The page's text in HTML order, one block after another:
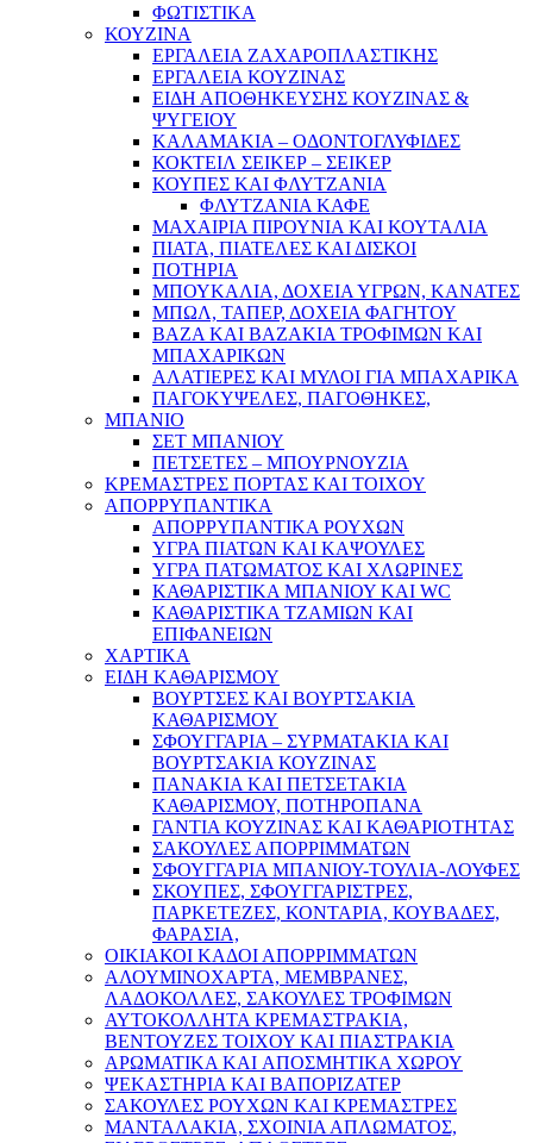
ΦΩΤΙΣΤΙΚΑ
ΚΟΥΖΙΝΑ
ΕΡΓΑΛΕΙΑ ΖΑΧΑΡΟΠΛΑΣΤΙΚΗΣ
ΕΡΓΑΛΕΙΑ ΚΟΥΖΙΝΑΣ
ΕΙΔΗ ΑΠΟΘΗΚΕΥΣΗΣ ΚΟΥΖΙΝΑΣ &
ΨΥΓΕΙΟΥ
ΚΑΛΑΜΑΚΙΑ – ΟΔΟΝΤΟΓΛΥΦΙΔΕΣ
ΚΟΚΤΕΙΛ ΣΕΙΚΕΡ – ΣΕΙΚΕΡ
ΚΟΥΠΕΣ ΚΑΙ ΦΛΥΤΖΑΝΙΑ
ΦΛΥΤΖΑΝΙΑ ΚΑΦΕ
ΜΑΧΑΙΡΙΑ ΠΙΡΟΥΝΙΑ ΚΑΙ ΚΟΥΤΑΛΙΑ
ΠΙΑΤΑ, ΠΙΑΤΕΛΕΣ ΚΑΙ ΔΙΣΚΟΙ
ΠΟΤΗΡΙΑ
ΜΠΟΥΚΑΛΙΑ, ΔΟΧΕΙΑ ΥΓΡΩΝ, ΚΑΝΑΤΕΣ
ΜΠΩΛ, ΤΑΠΕΡ, ΔΟΧΕΙΑ ΦΑΓΗΤΟΥ
ΒΑΖΑ ΚΑΙ ΒΑΖΑΚΙΑ ΤΡΟΦΙΜΩΝ ΚΑΙ
ΜΠΑΧΑΡΙΚΩΝ
ΑΛΑΤΙΕΡΕΣ ΚΑΙ ΜΥΛΟΙ ΓΙΑ ΜΠΑΧΑΡΙΚΑ
ΠΑΓΟΚΥΨΕΛΕΣ, ΠΑΓΟΘΗΚΕΣ,
ΜΠΑΝΙΟ
ΣΕΤ ΜΠΑΝΙΟΥ
ΠΕΤΣΕΤΕΣ – ΜΠΟΥΡΝΟΥΖΙΑ
ΚΡΕΜΑΣΤΡΕΣ ΠΟΡΤΑΣ ΚΑΙ ΤΟΙΧΟΥ
ΑΠΟΡΡΥΠΑΝΤΙΚΑ
ΑΠΟΡΡΥΠΑΝΤΙΚΑ ΡΟΥΧΩΝ
ΥΓΡΑ ΠΙΑΤΩΝ ΚΑΙ ΚΑΨΟΥΛΕΣ
ΥΓΡΑ ΠΑΤΩΜΑΤΟΣ ΚΑΙ ΧΛΩΡΙΝΕΣ
ΚΑΘΑΡΙΣΤΙΚΑ ΜΠΑΝΙΟΥ ΚΑΙ WC
ΚΑΘΑΡΙΣΤΙΚΑ ΤΖΑΜΙΩΝ ΚΑΙ
ΕΠΙΦΑΝΕΙΩΝ
ΧΑΡΤΙΚΑ
ΕΙΔΗ ΚΑΘΑΡΙΣΜΟΥ
ΒΟΥΡΤΣΕΣ ΚΑΙ ΒΟΥΡΤΣΑΚΙΑ
ΚΑΘΑΡΙΣΜΟΥ
ΣΦΟΥΓΓΑΡΙΑ – ΣΥΡΜΑΤΑΚΙΑ ΚΑΙ
ΒΟΥΡΤΣΑΚΙΑ ΚΟΥΖΙΝΑΣ
ΠΑΝΑΚΙΑ ΚΑΙ ΠΕΤΣΕΤΑΚΙΑ
ΚΑΘΑΡΙΣΜΟΥ, ΠΟΤΗΡΟΠΑΝΑ
ΓΑΝΤΙΑ ΚΟΥΖΙΝΑΣ ΚΑΙ ΚΑΘΑΡΙΟΤΗΤΑΣ
ΣΑΚΟΥΛΕΣ ΑΠΟΡΡΙΜΜΑΤΩΝ
ΣΦΟΥΓΓΑΡΙΑ ΜΠΑΝΙΟΥ-ΤΟΥΛΙΑ-ΛΟΥΦΕΣ
ΣΚΟΥΠΕΣ, ΣΦΟΥΓΓΑΡΙΣΤΡΕΣ,
ΠΑΡΚΕΤΕΖΕΣ, ΚΟΝΤΑΡΙΑ, ΚΟΥΒΑΔΕΣ,
ΦΑΡΑΣΙΑ,
ΟΙΚΙΑΚΟΙ ΚΑΔΟΙ ΑΠΟΡΡΙΜΜΑΤΩΝ
ΑΛΟΥΜΙΝΟΧΑΡΤΑ, ΜΕΜΒΡΑΝΕΣ,
ΛΑΔΟΚΟΛΛΕΣ, ΣΑΚΟΥΛΕΣ ΤΡΟΦΙΜΩΝ
ΑΥΤΟΚΟΛΛΗΤΑ ΚΡΕΜΑΣΤΡΑΚΙΑ,
ΒΕΝΤΟΥΖΕΣ ΤΟΙΧΟΥ ΚΑΙ ΠΙΑΣΤΡΑΚΙΑ
ΑΡΩΜΑΤΙΚΑ KAI ΑΠΟΣΜΗΤΙΚΑ ΧΩΡΟΥ
ΨΕΚΑΣΤΗΡΙΑ ΚΑΙ ΒΑΠΟΡΙΖΑΤΕΡ
ΣΑΚΟΥΛΕΣ ΡΟΥΧΩΝ ΚΑΙ ΚΡΕΜΑΣΤΡΕΣ
ΜΑΝΤΑΛΑΚΙΑ, ΣΧΟΙΝΙΑ ΑΠΛΩΜΑΤΟΣ,